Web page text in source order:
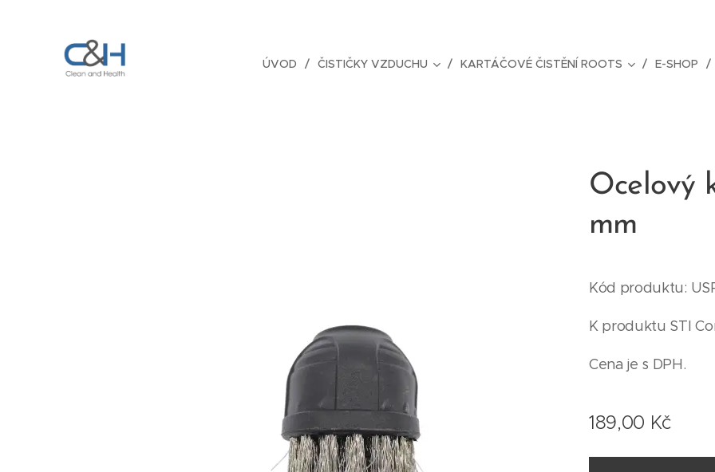
ÚVOD ČISTIČKY VZDUCHU KARTÁČOVÉ ČISTĚNÍ ROOTS E-SHOP
Ocelový
mm
Kód produktu:
K produktu STI
Cena je s DPH.
189,00 Kč